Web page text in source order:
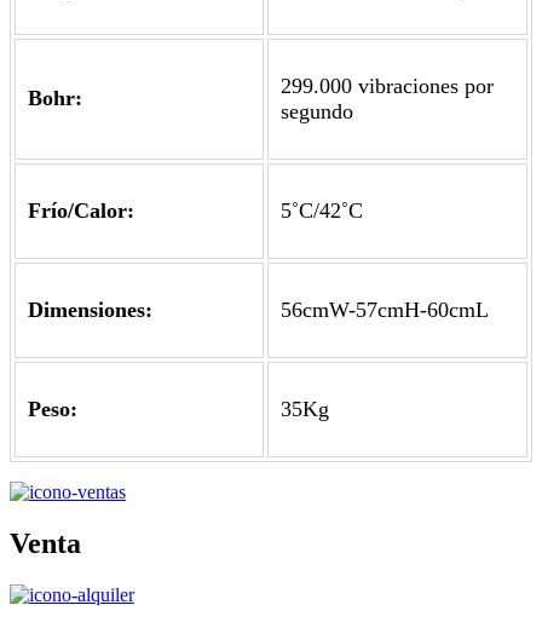
Bohr:
299.000 vibraciones por
segundo
Frío/Calor: 5˚C/42˚C
Dimensiones: 56cmW-57cmH-60cmL
Peso: 35Kg
Venta